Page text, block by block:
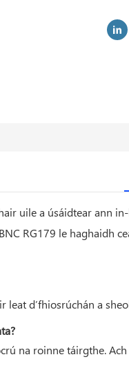
uile a úsáidtear ann
leat d’fhiosrúchán a
na roinne táirgthe.